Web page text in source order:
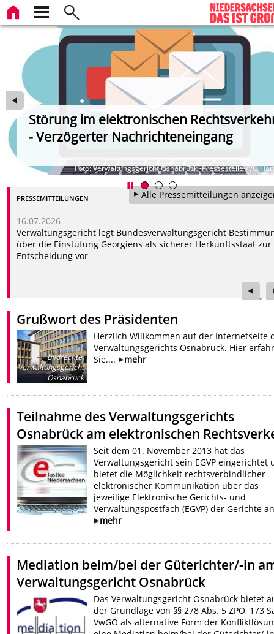
Störung im elektronischen
- Verzögerter Nachrichteneingang
Foto: Verwaltungsgericht Osnabrück -Pressestelle-/VG
Alle Pressemitteilungen
PRESSEMITTEILUNGEN
16.07.2026
Verwaltungsgericht legt Bundesverwaltungsgericht
über die Einstufung Georgiens als sicherer Herkunftsstaat zur
Entscheidung vor
Grußwort des Präsidenten
Bildrechte:
Verwaltungsgericht
Osnabrück
Herzlich Willkommen auf der Internetseite
Verwaltungsgerichts Osnabrück. Hier
Sie....
mehr
Teilnahme des Verwaltungsgerichts
Osnabrück am elektronischen
Seit dem 01. November 2013 hat das
Verwaltungsgericht sein EGVP eingerichtet
bietet die Möglichkeit rechtsverbindlicher
elektronischer Kommunikation über das
jeweilige Elektronische Gerichts- und
Verwaltungspostfach (EGVP) der Gerichte
mehr
Mediation beim/bei der Güterichter/-in
Verwaltungsgericht Osnabrück
Das Verwaltungsgericht Osnabrück bietet
der Grundlage von §§ 278 Abs. 5 ZPO, 173
VwGO als alternative Form der